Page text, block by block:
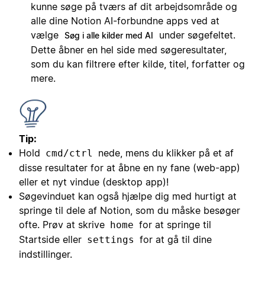
kunne søge på tværs af dit arbejdsområde og
alle dine Notion AI-forbundne apps ved at
vælge Søg i alle kilder med AI
under søgefeltet.
Dette åbner en hel side med søgeresultater,
som du kan filtrere efter kilde, titel, forfatter og
mere.
Tip:
Hold cmd/ctrl
nede, mens du klikker på et af
disse resultater for at åbne en ny fane (web-app)
eller et nyt vindue (desktop app)!
Søgevinduet kan også hjælpe dig med hurtigt at
springe til dele af Notion, som du måske besøger
ofte. Prøv at skrive
home for at springe til
Startside eller settings for at gå til dine
indstillinger.